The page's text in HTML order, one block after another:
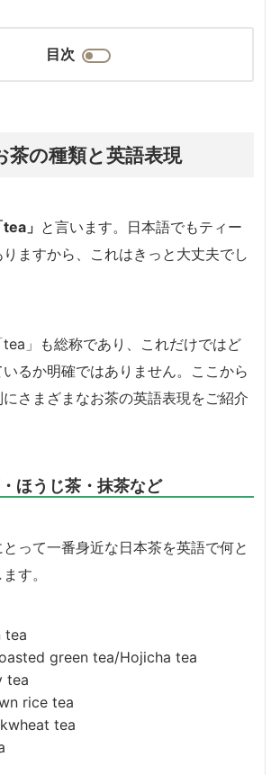
目次
茶の種類と英語表現
」 と言います。日本語でもティー
ますから、これはきっと大丈夫でし
tea」も総称であり、これだけではど
るか明確ではありません。ここから
さまざまなお茶の英語表現をご紹介
ほうじ茶・抹茶など
って一番身近な日本茶を英語で何と
す。
tea
green tea/Hojicha tea
tea
rice tea
tea